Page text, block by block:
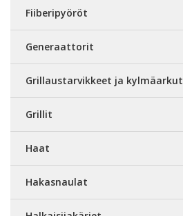
Fiiberipyöröt
Generaattorit
Grillaustarvikkeet ja kylmäarkut
Grillit
Haat
Hakasnaulat